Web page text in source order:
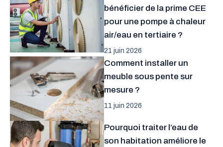
bénéficier de la prime CEE
pour une pompe à chaleur
air/eau en tertiaire ?
21 juin 2026
Comment installer un
meuble sous pente sur
mesure ?
11 juin 2026
Pourquoi traiter l’eau de
son habitation améliore le